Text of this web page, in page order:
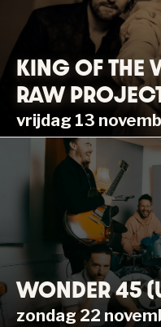
KING OF THE
RAW
vrijdag 13
WONDER 45
zondag 22